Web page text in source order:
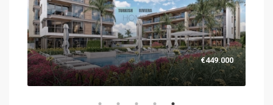
€449.000